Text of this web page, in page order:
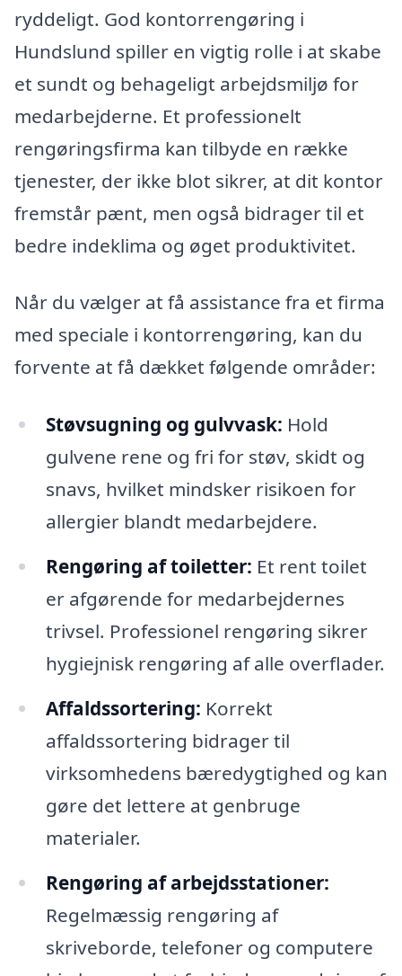
ryddeligt. God kontorrengøring i
Hundslund spiller en vigtig rolle i at skabe
et sundt og behageligt arbejdsmiljø for
medarbejderne. Et professionelt
rengøringsfirma kan tilbyde en række
tjenester, der ikke blot sikrer, at dit kontor
fremstår pænt, men også bidrager til et
bedre indeklima og øget produktivitet.
Når du vælger at få assistance fra et firma
med speciale i kontorrengøring, kan du
forvente at få dækket følgende områder:
Støvsugning og gulvvask: Hold
gulvene rene og fri for støv, skidt og
snavs, hvilket mindsker risikoen for
allergier blandt medarbejdere.
Rengøring af toiletter: Et rent toilet
er afgørende for medarbejdernes
trivsel. Professionel rengøring sikrer
hygiejnisk rengøring af alle overflader.
Affaldssortering: Korrekt
affaldssortering bidrager til
virksomhedens bæredygtighed og kan
gøre det lettere at genbruge
materialer.
Rengøring af arbejdsstationer:
Regelmæssig rengøring af
skriveborde, telefoner og computere